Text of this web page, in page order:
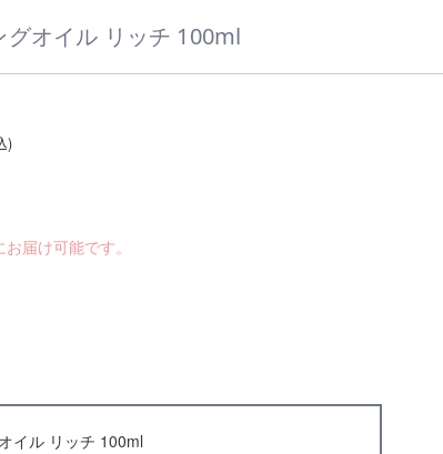
オイル リッチ 100ml
)
届け可能です。
イル リッチ 100ml